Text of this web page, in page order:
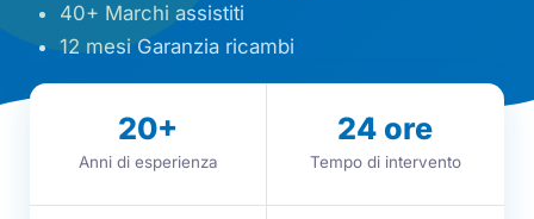
40+ Marchi assistiti
12 mesi Garanzia ricambi
20+
Anni di esperienza
24 ore
Tempo di intervento